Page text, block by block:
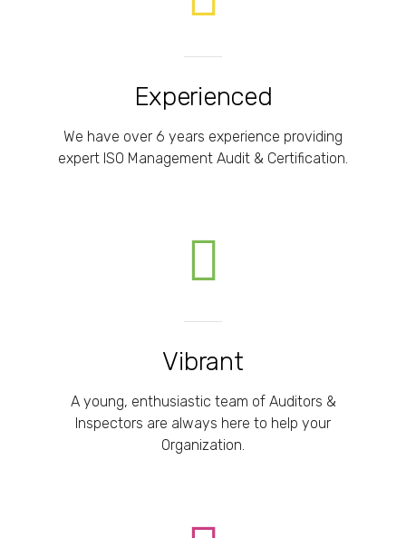
Experienced
We have over 6 years experience providing
expert ISO Management Audit & Certification.
Vibrant
A young, enthusiastic team of Auditors &
Inspectors are always here to help your
Organization.